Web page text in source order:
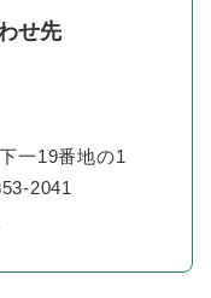
せ先
一19番地の1
2041